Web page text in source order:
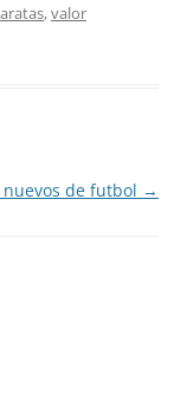
,valor
de futbol →